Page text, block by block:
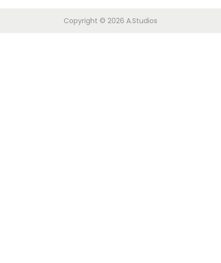
Copyright © 2026 A.Studios